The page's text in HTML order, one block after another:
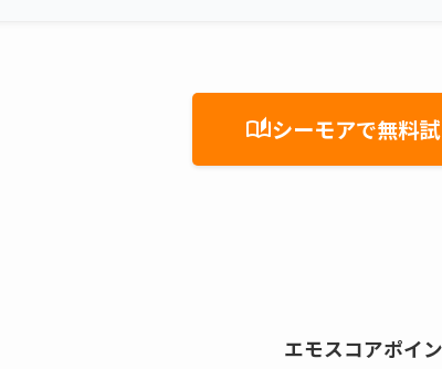
auto_storiesシーモアで無料
エモスコアポイ